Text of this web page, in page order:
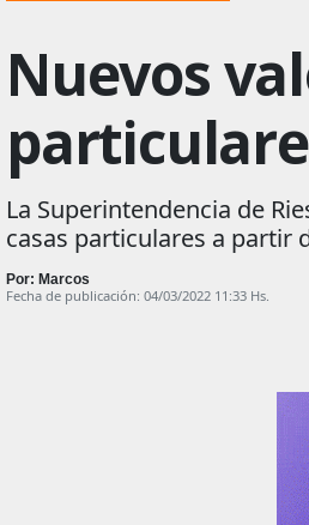
Nuevos
La Superintendencia de
casas particulares a partir
Por: Marcos
Fecha de publicación: 04/03/2022 11:33 Hs.